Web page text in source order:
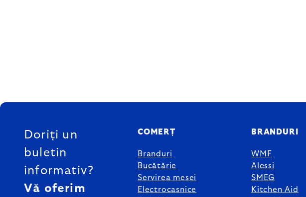
SUBSOL
Doriți un
buletin
informativ?
Vă oferim
COMERȚ
Branduri
Bucătărie
Servirea mesei
Electrocasnice
BRANDURI
WMF
Alessi
SMEG
Kitchen Aid